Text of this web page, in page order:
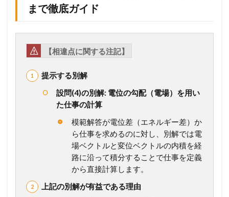
＋
大
阪
)
1.1
設
問
解
か
ら
まで徹底ガイド
【相違点に関する注記】
提示する別解
設問(4)の別解: 電位の勾配（電場）を用い
た仕事の計算
模範解答が電位差（エネルギー差）か
ら仕事を求めるのに対し、別解では電
場ベクトルと変位ベクトルの内積を経
路に沿って積分することで仕事を定義
から直接計算します。
上記の別解が有益である理由